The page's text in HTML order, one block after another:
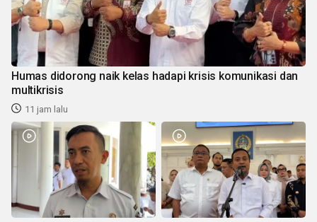
Humas didorong naik kelas hadapi krisis komunikasi dan
multikrisis
11 jam lalu